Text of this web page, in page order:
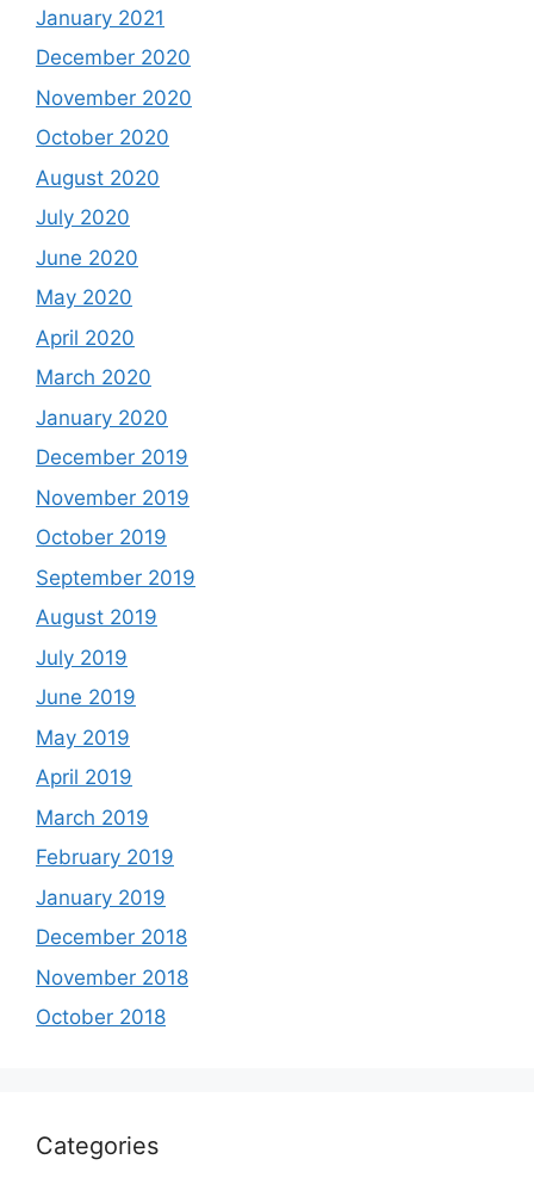
January 2021
December 2020
November 2020
October 2020
August 2020
July 2020
June 2020
May 2020
April 2020
March 2020
January 2020
December 2019
November 2019
October 2019
September 2019
August 2019
July 2019
June 2019
May 2019
April 2019
March 2019
February 2019
January 2019
December 2018
November 2018
October 2018
Categories